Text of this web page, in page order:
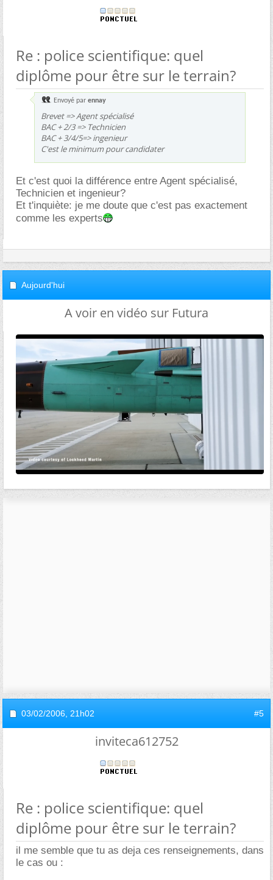
Re : police scientifique: quel
diplôme pour être sur le terrain?
Envoyé par ennay
Brevet => Agent spécialisé
BAC + 2/3 => Technicien
BAC + 3/4/5=> ingenieur
C'est le minimum pour candidater
Et c'est quoi la différence entre Agent spécialisé,
Technicien et ingenieur?
Et t'inquiète: je me doute que c'est pas exactement
comme les experts
Aujourd'hui
A voir en vidéo sur Futura
03/02/2006, 21h02 #5
inviteca612752
Re : police scientifique: quel
diplôme pour être sur le terrain?
il me semble que tu as deja ces renseignements, dans
le cas ou :